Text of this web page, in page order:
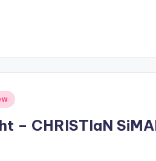
– CHRISTIaN